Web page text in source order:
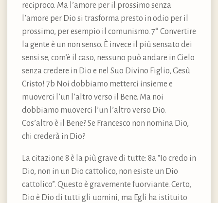
reciproco. Ma l’amore per il prossimo senza
l’amore per Dio si trasforma presto in odio per il
prossimo, per esempio il comunismo. 7° Convertire
la gente è un non senso. È invece il più sensato dei
sensi se, com’è il caso, nessuno può andare in Cielo
senza credere in Dio e nel Suo Divino Figlio, Gesù
Cristo! 7b Noi dobbiamo metterci insieme e
muoverci l’un l’altro verso il Bene. Ma noi
dobbiamo muoverci l’un l’altro verso Dio.
Cos’altro è il Bene? Se Francesco non nomina Dio,
chi crederà in Dio?
La citazione 8 è la più grave di tutte: 8a “Io credo in
Dio, non in un Dio cattolico, non esiste un Dio
cattolico”. Questo è gravemente fuorviante. Certo,
Dio è Dio di tutti gli uomini, ma Egli ha istituito